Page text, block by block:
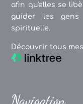
afin qu'elles se
guider les gens
spirituelle.
Découvrir tous
Navigation